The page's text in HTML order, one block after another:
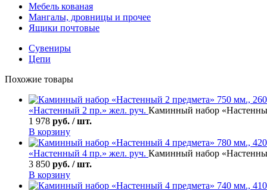
Мебель кованая
Мангалы, дровницы и прочее
Ящики почтовые
Сувениры
Цепи
Похожие товары
«Настенный 2 пр.» жел. руч. Каминный набор
1 978 руб. / шт.
В корзину
«Настенный 4 пр.» жел. руч. Каминный набор
3 850 руб. / шт.
В корзину